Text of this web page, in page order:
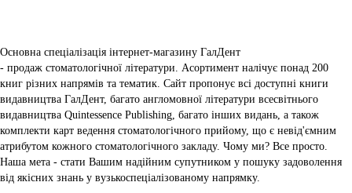
Основна спеціалізація інтернет-магазину ГалДент
- продаж стоматологічної літератури. Асортимент налічує понад 200
книг різних напрямів та тематик. Сайт пропонує всі доступні книги
видавництва ГалДент, багато англомовної літератури всесвітнього
видавництва Quintessence Publishing, багато інших видань, а також
комплекти карт ведення стоматологічного прийому, що є невід'ємним
атрибутом кожного стоматологічного закладу. Чому ми? Все просто.
Наша мета - стати Вашим надійним супутником у пошуку задоволення
від якісних знань у вузькоспеціалізованому напрямку.